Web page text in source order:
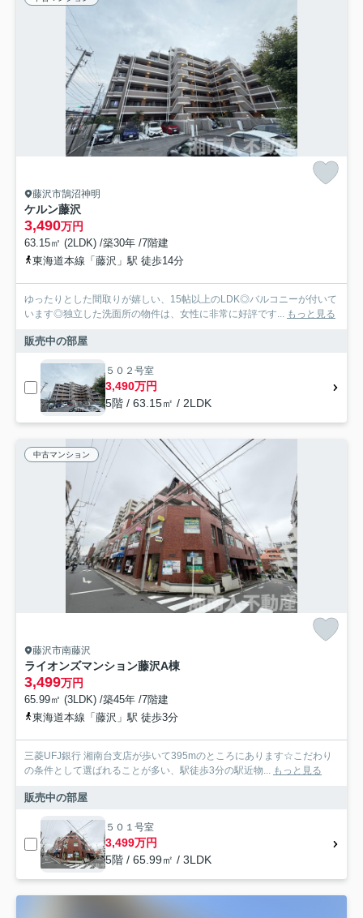
藤沢市鵠沼神明
ケルン藤沢
3,490万円
63.15㎡ (2LDK) /築30年 /7階建
東海道本線「藤沢」駅 徒歩14分
ゆったりとした間取りが嬉しい、15帖以上のLDK◎バルコニーが付いて
います◎独立した洗面所の物件は、女性に非常に好評です... もっと見る
販売中の部屋
５０２号室
3,490万円
5階 / 63.15㎡ / 2LDK
中古マンション
藤沢市南藤沢
ライオンズマンション藤沢A棟
3,499万円
65.99㎡ (3LDK) /築45年 /7階建
東海道本線「藤沢」駅 徒歩3分
三菱UFJ銀行 湘南台支店が歩いて395mのところにあります☆こだわり
の条件として選ばれることが多い、駅徒歩3分の駅近物... もっと見る
販売中の部屋
５０１号室
3,499万円
5階 / 65.99㎡ / 3LDK